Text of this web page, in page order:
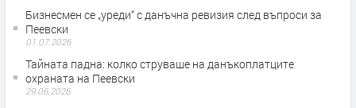
Бизнесмен се „уреди“ с данъчна ревизия след въпроси за
Пеевски
01.07.2026
Тайната падна: колко струваше на данъкоплатците
охраната на Пеевски
29.06.2026